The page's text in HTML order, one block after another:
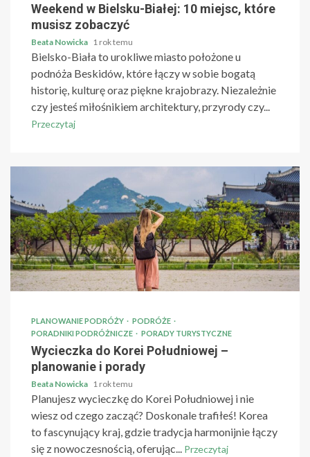
Weekend w Bielsku-Białej: 10 miejsc, które
musisz zobaczyć
Beata Nowicka 1 rok temu
Bielsko-Biała to urokliwe miasto położone u
podnóża Beskidów, które łączy w sobie bogatą
historię, kulturę oraz piękne krajobrazy. Niezależnie
czy jesteś miłośnikiem architektury, przyrody czy...
Przeczytaj
PLANOWANIE PODRÓŻY
PODRÓŻE
PORADNIKI PODRÓŻNICZE
PORADY TURYSTYCZNE
Wycieczka do Korei Południowej –
planowanie i porady
Beata Nowicka 1 rok temu
Planujesz wycieczkę do Korei Południowej i nie
wiesz od czego zacząć? Doskonale trafiłeś! Korea
to fascynujący kraj, gdzie tradycja harmonijnie łączy
się z nowoczesnością, oferując...
Przeczytaj